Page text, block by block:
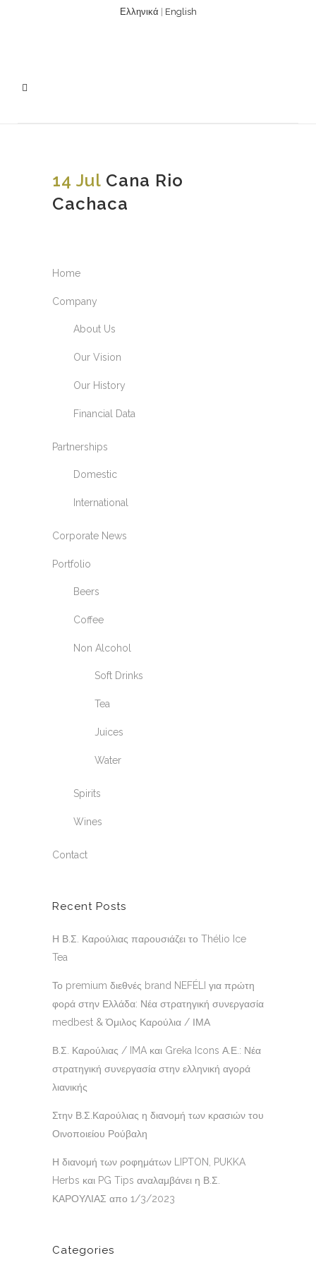
Ελληνικά English
14 Jul Cana Rio
Cachaca
Home
Company
About Us
Our Vision
Our History
Financial Data
Partnerships
Domestic
International
Corporate News
Portfolio
Beers
Coffee
Non Alcohol
Soft Drinks
Tea
Juices
Water
Spirits
Wines
Contact
Recent Posts
Η Β.Σ. Καρούλιας παρουσιάζει το Thélio Ice
Tea
Το premium διεθνές brand NEFÉLI για πρώτη
φορά στην Ελλάδα: Νέα στρατηγική συνεργασία
medbest & Όμιλος Καρούλια / ΙΜΑ
Β.Σ. Καρούλιας / IMA και Greka Icons Α.Ε.: Νέα
στρατηγική συνεργασία στην ελληνική αγορά
λιανικής
Στην Β.Σ.Καρούλιας η διανομή των κρασιών του
Οινοποιείου Ρούβαλη
Η διανομή των ροφημάτων LIPTON, PUKKA
Herbs και PG Tips αναλαμβάνει η Β.Σ.
ΚΑΡΟΥΛΙΑΣ απο 1/3/2023
Categories